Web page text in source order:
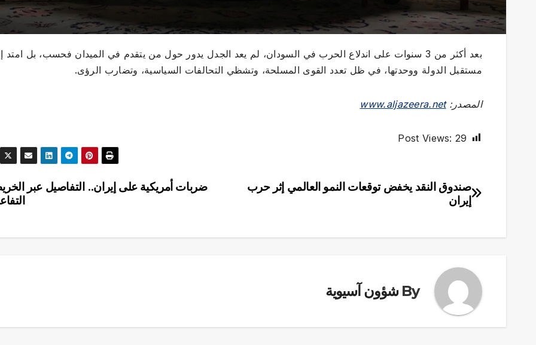
بعد أكثر من 3 سنوات على اندلاع الحرب في السودان، لم يعد الجدل يدور حول من يتقدم في الميدان فحسب، بل امتد
مستقبل الدولة ووحدتها، في ظل تعدد القوى المسلحة، وتشظي التحالفات السياسية، وتضارب الرؤى.
المصدر:www.aljazeera.net
Post Views: 29
تصفّح
ضربات أمريكية على إيران.. التفاصيل عبر
صندوق النقد يخفض توقعات النمو العالمي إثر حرب
إيران
By شؤون آسيوية